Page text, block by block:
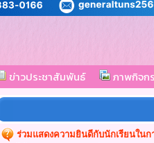
ข่าวประชาสัมพันธ์ ภาพกิจก
ร่วมแสดงความยินดีกับนักเรียนใน